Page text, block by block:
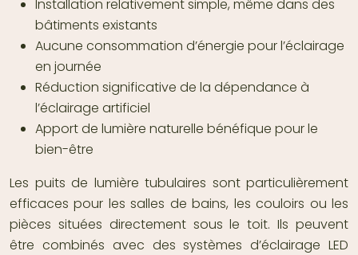
Installation relativement simple, même dans des
bâtiments existants
Aucune consommation d’énergie pour l’éclairage
en journée
Réduction significative de la dépendance à
l’éclairage artificiel
Apport de lumière naturelle bénéfique pour le
bien-être
Les puits de lumière tubulaires sont particulièrement
efficaces pour les salles de bains, les couloirs ou les
pièces situées directement sous le toit. Ils peuvent
être combinés avec des systèmes d’éclairage LED